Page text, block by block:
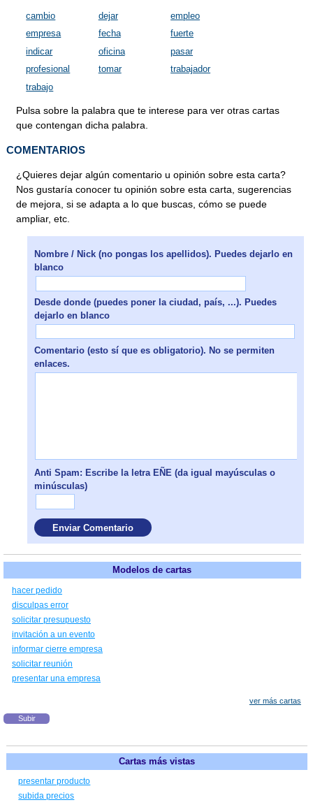
cambio dejar
empleo
empresa
fecha
fuerte
indicar
oficina
pasar
profesional
tomar
trabajador
trabajo
Pulsa sobre la palabra que te interese para ver otras cartas
que contengan dicha palabra.
COMENTARIOS
¿Quieres dejar algún comentario u opinión sobre esta carta?
Nos gustaría conocer tu opinión sobre esta carta, sugerencias
de mejora, si se adapta a lo que buscas, cómo se puede
ampliar, etc.
Nombre / Nick (no pongas los apellidos). Puedes dejarlo en
blanco
Desde donde (puedes poner la ciudad, país, ...). Puedes
dejarlo en blanco
Comentario (esto sí que es obligatorio). No se permiten
enlaces.
Anti Spam: Escribe la letra EÑE (da igual mayúsculas o
minúsculas)
Modelos de cartas
hacer pedido
disculpas error
solicitar presupuesto
invitación a un evento
informar cierre empresa
solicitar reunión
presentar una empresa
ver más cartas
Subir
Cartas más vistas
presentar producto
subida precios